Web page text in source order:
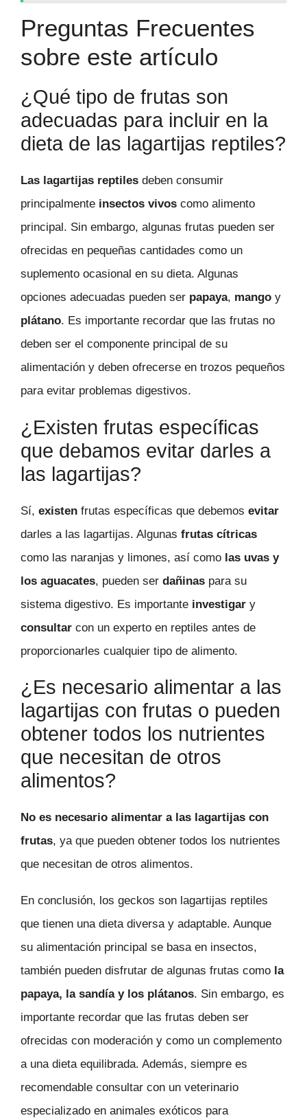
Preguntas Frecuentes
sobre este artículo
¿Qué tipo de frutas son
adecuadas para incluir en la
dieta de las lagartijas reptiles?
Las lagartijas reptiles deben consumir
principalmente insectos vivos como alimento
principal. Sin embargo, algunas frutas pueden ser
ofrecidas en pequeñas cantidades como un
suplemento ocasional en su dieta. Algunas
opciones adecuadas pueden ser papaya, mango y
plátano. Es importante recordar que las frutas no
deben ser el componente principal de su
alimentación y deben ofrecerse en trozos pequeños
para evitar problemas digestivos.
¿Existen frutas específicas
que debamos evitar darles a
las lagartijas?
Sí, existen frutas específicas que debemos evitar
darles a las lagartijas. Algunas frutas cítricas
como las naranjas y limones, así como las uvas y
los aguacates, pueden ser dañinas para su
sistema digestivo. Es importante investigar y
consultar con un experto en reptiles antes de
proporcionarles cualquier tipo de alimento.
¿Es necesario alimentar a las
lagartijas con frutas o pueden
obtener todos los nutrientes
que necesitan de otros
alimentos?
No es necesario alimentar a las lagartijas con
frutas, ya que pueden obtener todos los nutrientes
que necesitan de otros alimentos.
En conclusión, los geckos son lagartijas reptiles
que tienen una dieta diversa y adaptable. Aunque
su alimentación principal se basa en insectos,
también pueden disfrutar de algunas frutas como la
papaya, la sandía y los plátanos. Sin embargo, es
importante recordar que las frutas deben ser
ofrecidas con moderación y como un complemento
a una dieta equilibrada. Además, siempre es
recomendable consultar con un veterinario
especializado en animales exóticos para